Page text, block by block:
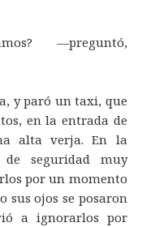
—preguntó,
y paró un taxi, que
en la entrada de
alta verja. En la
seguridad muy
por un momento
sus ojos se posaron
a ignorarlos por